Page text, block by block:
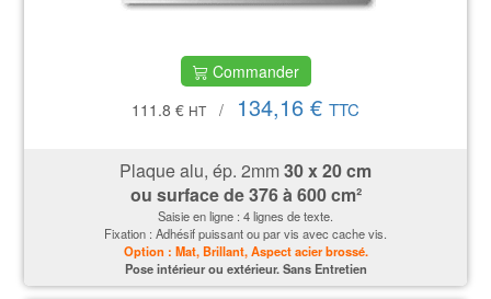
Commander
111.8 € HT / 134,16 € TTC
Plaque alu, ép. 2mm30 x 20 cm
ou surface de376 à 600 cm²
Saisie en ligne : 4 lignes de texte.
Fixation : Adhésif puissant ou par vis avec cache vis.
Option : Mat, Brillant, Aspect acier brossé.
Pose intérieur ou extérieur. Sans Entretien